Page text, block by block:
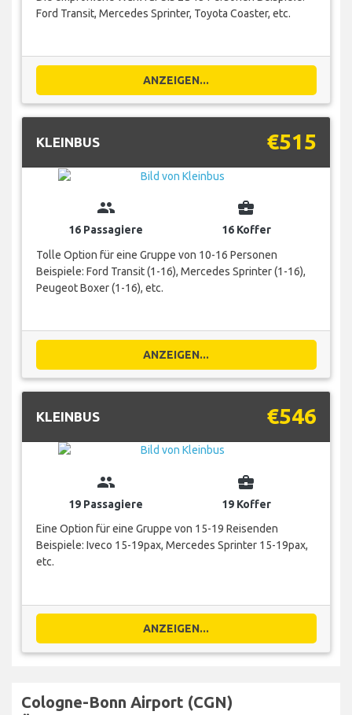
Ford Transit, Mercedes Sprinter, Toyota Coaster, etc.
ANZEIGEN...
KLEINBUS €515
group
16 Passagiere
business_center
16 Koffer
Tolle Option für eine Gruppe von 10-16 Personen
Beispiele: Ford Transit (1-16), Mercedes Sprinter (1-16),
Peugeot Boxer (1-16), etc.
ANZEIGEN...
KLEINBUS €546
group
19 Passagiere
business_center
19 Koffer
Eine Option für eine Gruppe von 15-19 Reisenden
Beispiele: Iveco 15-19pax, Mercedes Sprinter 15-19pax,
etc.
ANZEIGEN...
Cologne-Bonn Airport (CGN)